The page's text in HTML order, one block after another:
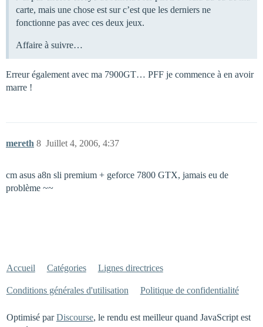
carte, mais une chose est sur c’est que les derniers ne
fonctionne pas avec ces deux jeux.
Affaire à suivre…
Erreur également avec ma 7900GT… PFF je commence à en avoir
marre !
mereth Juillet 4, 2006, 4:37
8
cm asus a8n sli premium + geforce 7800 GTX, jamais eu de
problème ~~
Accueil Catégories Lignes directrices
Conditions générales d'utilisation Politique de confidentialité
Optimisé parDiscourse, le rendu est meilleur quand JavaScript est